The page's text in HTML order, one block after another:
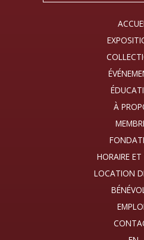
À
HORAIRE ET
LOCATION